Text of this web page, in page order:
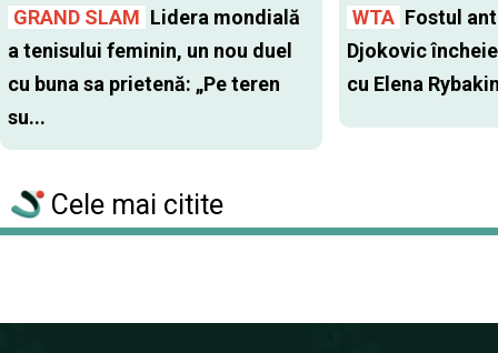
GRAND SLAM Lidera mondială
a tenisului feminin, un nou duel
cu buna sa prietenă: „Pe teren
su...
WTA Fostul
Djokovic
cu Elena
Cele mai citite